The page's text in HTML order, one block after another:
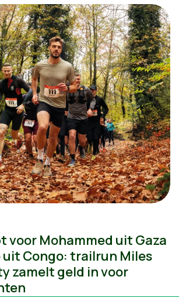
voor Mohammed uit Gaza
uit Congo: trailrun Miles
zamelt geld in voor